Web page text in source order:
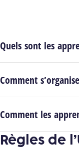
Quels sont les
Comment
Comment les
Règles de